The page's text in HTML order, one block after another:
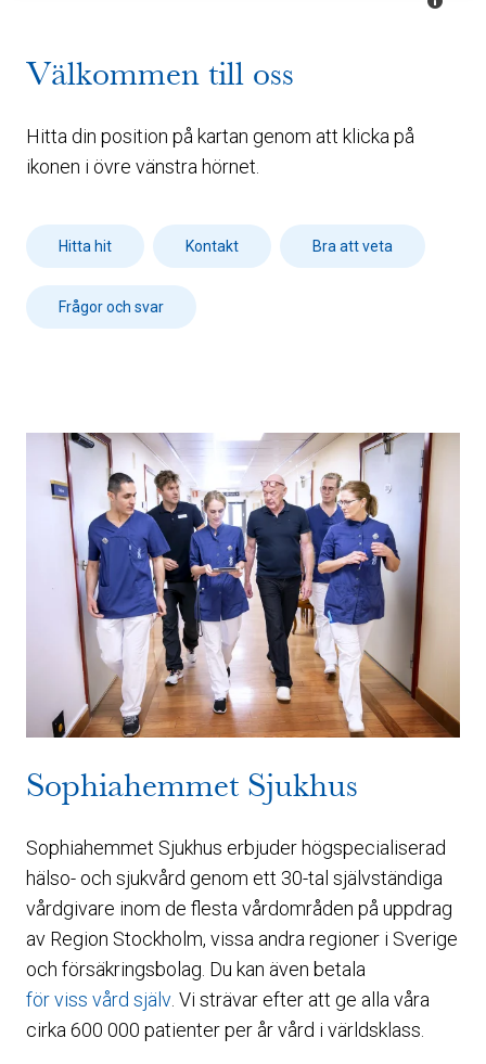
Välkommen till oss
Hitta din position på kartan genom att klicka på
ikonen i övre vänstra hörnet.
Hitta hit Kontakt Bra att veta
Frågor och svar
Sophiahemmet Sjukhus
Sophiahemmet Sjukhus erbjuder högspecialiserad
hälso- och sjukvård genom ett 30-tal självständiga
vårdgivare inom de flesta vårdområden på uppdrag
av Region Stockholm, vissa andra regioner i Sverige
och försäkringsbolag. Du kan även betala
för viss vård själv . Vi strävar efter att ge alla våra
cirka 600 000 patienter per år vård i världsklass.